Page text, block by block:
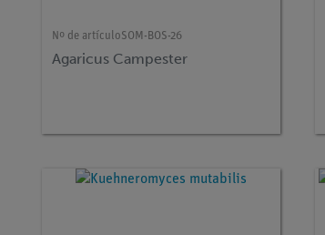
Nº de artículoSOM-BOS-26
Agaricus Campester